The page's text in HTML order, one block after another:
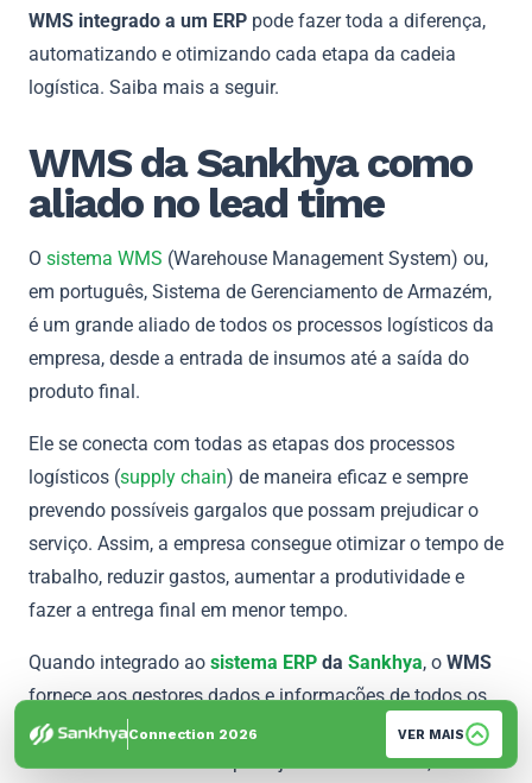
WMS integrado a um ERP pode fazer toda a diferença,
automatizando e otimizando cada etapa da cadeia
logística. Saiba mais a seguir.
WMS da Sankhya como
aliado no lead time
O sistema WMS (Warehouse Management System) ou,
em português, Sistema de Gerenciamento de Armazém,
é um grande aliado de todos os processos logísticos da
empresa, desde a entrada de insumos até a saída do
produto final.
Ele se conecta com todas as etapas dos processos
logísticos (supply chain) de maneira eficaz e sempre
prevendo possíveis gargalos que possam prejudicar o
serviço. Assim, a empresa consegue otimizar o tempo de
trabalho, reduzir gastos, aumentar a produtividade e
fazer a entrega final em menor tempo.
Quando integrado ao sistema ERP da Sankhya, o WMS
fornece aos gestores dados e informações de todos os
processos em tempo real, centralizados em um único
ambiente. Ele auxilia no planejamento da rotina,
Connection 2026 VER MAIS